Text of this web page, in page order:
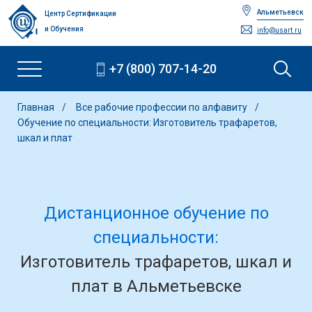
Центр Сертификации
и Обучения
Альметьевск
info@usart.ru
+7 (800) 707-14-20
Главная
Все рабочие профессии по алфавиту
Обучение по специальности: Изготовитель трафаретов,
шкал и плат
Дистанционное обучение по
специальности:
Изготовитель трафаретов, шкал и
плат в Альметьевске